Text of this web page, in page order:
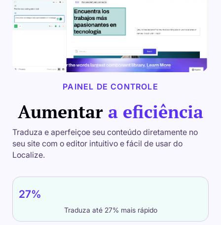
PAINEL DE CONTROLE
Aumentar a eficiência
Traduza e aperfeiçoe seu conteúdo diretamente no
seu site com o editor intuitivo e fácil de usar do
Localize.
27%
Traduza até 27% mais rápido